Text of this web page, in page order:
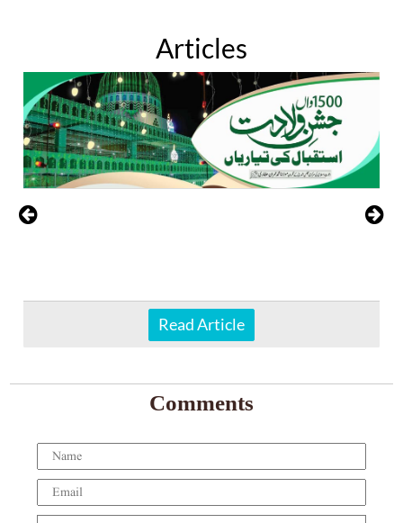
Articles
Read Article
Comments